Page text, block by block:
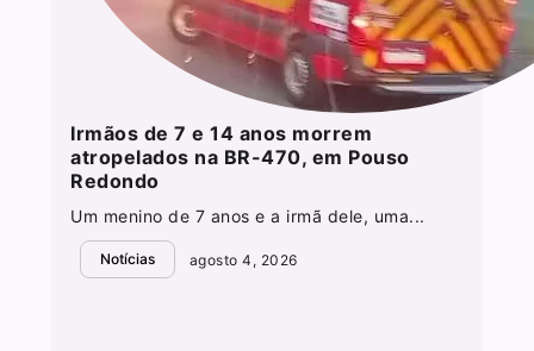
Irmãos de 7 e 14 anos morrem
atropelados na BR-470, em Pouso
Redondo
Um menino de 7 anos e a irmã dele, uma...
Notícias agosto 4, 2026